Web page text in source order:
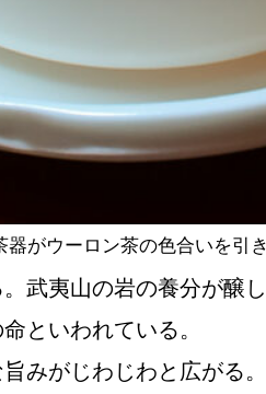
がウーロン茶の色合いを引
武夷山の岩の養分が醸
といわれている。
みがじわじわと広がる